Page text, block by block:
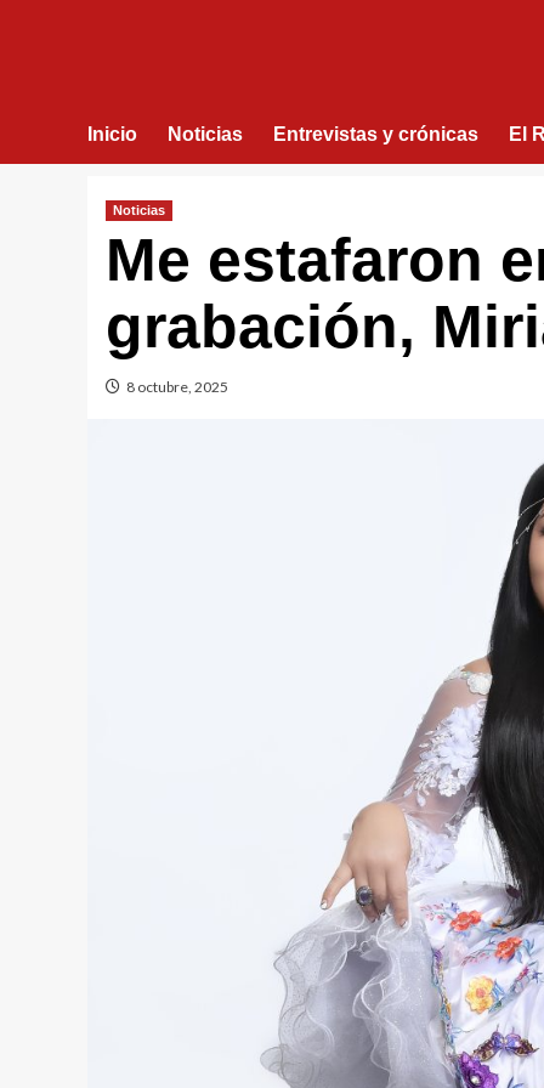
Inicio Noticias Entrevistas y crónicas El
Noticias
Me estafaron
grabación,
8 octubre, 2025